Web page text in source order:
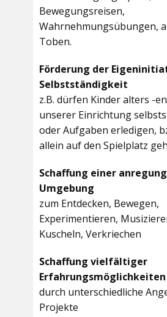
Bewegungsreisen,
Wahrnehmungsübungen,
Toben.
Förderung der
Selbstständigkeit
z.B. dürfen Kinder alters -
unserer Einrichtung
oder Aufgaben erledigen,
allein auf den Spielplatz
Schaffung einer
Umgebung
zum Entdecken, Bewegen,
Experimentieren,
Kuscheln, Verkriechen
Schaffung vielfältiger
Erfahrungsmöglichkeiten
durch unterschiedliche
Projekte